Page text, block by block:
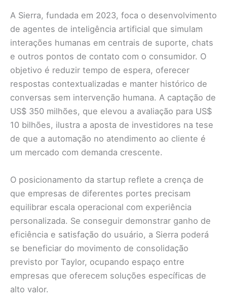
A Sierra, fundada em 2023, foca o desenvolvimento
de agentes de inteligência artificial que simulam
interações humanas em centrais de suporte, chats
e outros pontos de contato com o consumidor. O
objetivo é reduzir tempo de espera, oferecer
respostas contextualizadas e manter histórico de
conversas sem intervenção humana. A captação de
US$ 350 milhões, que elevou a avaliação para US$
10 bilhões, ilustra a aposta de investidores na tese
de que a automação no atendimento ao cliente é
um mercado com demanda crescente.
O posicionamento da startup reflete a crença de
que empresas de diferentes portes precisam
equilibrar escala operacional com experiência
personalizada. Se conseguir demonstrar ganho de
eficiência e satisfação do usuário, a Sierra poderá
se beneficiar do movimento de consolidação
previsto por Taylor, ocupando espaço entre
empresas que oferecem soluções específicas de
alto valor.